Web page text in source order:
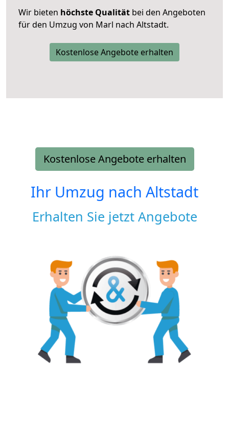
Wir bieten höchste Qualität bei den Angeboten
für den Umzug von Marl nach Altstadt.
Kostenlose Angebote erhalten
Kostenlose Angebote erhalten
Ihr Umzug nach Altstadt
Erhalten Sie jetzt Angebote